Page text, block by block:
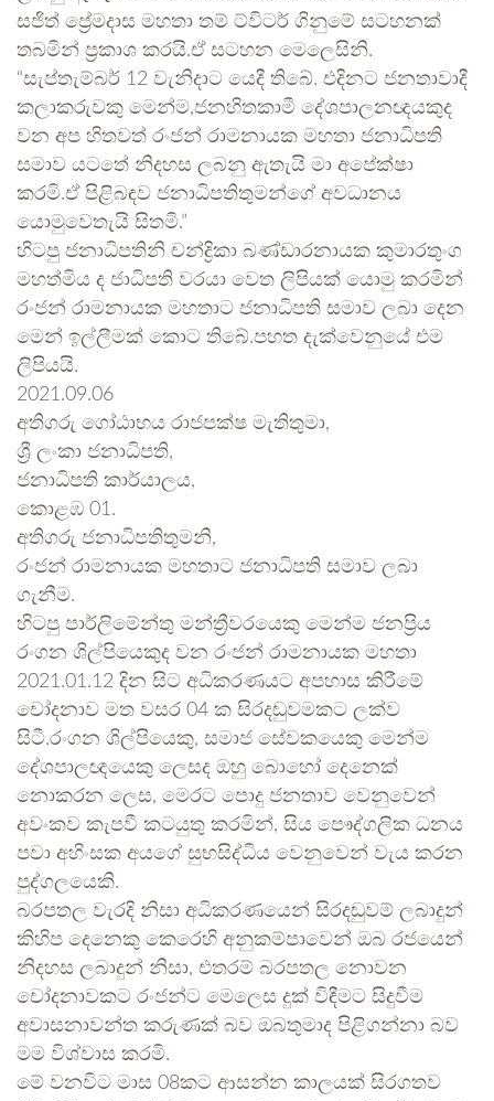
සජිත් ප්‍රේමදාස මහතා තම් ට්විටර් ගිනුමේ සටහනක්
තබමින් ප්‍රකාශ කරයි.ඒ සටහන මෙලෙසිනි.
“සැප්තැම්බර් 12 වැනිදාට යෙදී තිබේ. එදිනට ජනතාවාදී
කලාකරුවකු මෙන්ම,ජනහිතකාමී දේශපාලනඥයකුද
වන අප හිතවත් රංජන් රාමනායක මහතා ජනාධිපති
සමාව යටතේ නිදහස ලබනු ඇතැයි මා අපේක්ෂා
කරමි.ඒ පිළිබඳව ජනාධිපතිතුමන්ගේ අවධානය
යොමුවෙතැයි සිතමි.”
හිටපු ජනාධිපතිනි චන්ද්‍රිකා බණ්ඩාරනායක කුමාරතුංග
මහත්මිය ද ජාධිපති වරයා වෙත ලිපියක් යොමු කරමින්
රංජන් රාමනායක මහතාට ජනාධිපති සමාව ලබා දෙන
මෙන් ඉල්ලීමක් කොට තිබේ.පහත දැක්වෙනුයේ එම
ලිපියයි.
2021.09.06
අතිගරු ගෝඨාභය රාජපක්ෂ මැතිතුමා,
ශ්‍රී ලංකා ජනාධිපති,
ජනාධිපති කාර්යාලය,
කොළඹ 01.
අතිගරු ජනාධිපතිතුමනි,
රංජන් රාමනායක මහතාට ජනාධිපති සමාව ලබා
ගැනීම.
හිටපු පාර්ලිමේන්තු මන්ත්‍රීවරයෙකු මෙන්ම ජනප්‍රිය
රංගන ශිල්පියෙකුද වන රංජන් රාමනායක මහතා
2021.01.12 දින සිට අධිකරණයට අපහාස කිරීමේ
චෝදනාව මත වසර 04 ක සිරදඬුවමකට ලක්ව
සිටී.රංගන ශිල්පියෙකු, සමාජ සේවකයෙකු මෙන්ම
දේශපාලඥයෙකු ලෙසද ඔහු බොහෝ දෙනෙක්
නොකරන ලෙස, මෙරට පොදු ජනතාව වෙනුවෙන්
අවංකව කැපවී කටයුතු කරමින්, සිය පෞද්ගලික ධනය
පවා අහිංසක අයගේ සුභසිද්ධිය වෙනුවෙන් වැය කරන
පුද්ගලයෙකි.
බරපතල වැරදි නිසා අධිකරණයෙන් සිරදඬුවම් ලබාදුන්
කිහිප දෙනෙකු කෙරෙහි අනුකම්පාවෙන් ඔබ රජයෙන්
නිදහස ලබාදුන් නිසා, එතරම් බරපතල නොවන
චෝදනාවකට රංජන්ට මෙලෙස දුක් විඳීමට සිදුවීම
අවාසනාවන්ත කරුණක් බව ඔබතුමාද පිළිගන්නා බව
මම විශ්වාස කරමි.
මේ වනවිට මාස 08කට ආසන්න කාලයක් සිරගතව